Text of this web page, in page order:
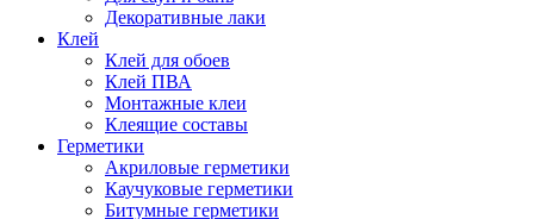
Декоративные лаки
Клей
Клей для обоев
Клей ПВА
Монтажные клеи
Клеящие составы
Герметики
Акриловые герметики
Каучуковые герметики
Битумные герметики